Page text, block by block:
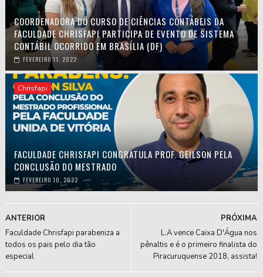
COORDENADORA DO CURSO DE CIÊNCIAS CONTÁBEIS DA
FACULDADE CHRISFAPI PARTICIPA DE EVENTO DE SISTEMA
CONTÁBIL OCORRIDO EM BRASÍLIA (DF)
FEVEREIRO 11, 2022
Chrisfapi
FACULDADE CHRISFAPI CONGRATULA PROF. GEILSON PELA
CONCLUSÃO DO MESTRADO
FEVEREIRO 10, 2022
PRÓXIMA
L.A vence Caixa D'Água nos
pênaltis e é o primeiro finalista do
Piracuruquense 2018, assista!
ANTERIOR
Faculdade Chrisfapi parabeniza a
todos os pais pelo dia tão
especial